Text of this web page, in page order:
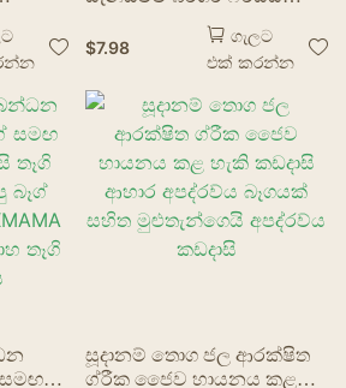
ෆ්රයිඩ් ආහාර ඔතා
$7.98
ගැලට
එක් කරන්න
සමඟ
සූදානම් තොග ජල ආරක්ෂිත
ග්රීක ජෛව හායනය කළ